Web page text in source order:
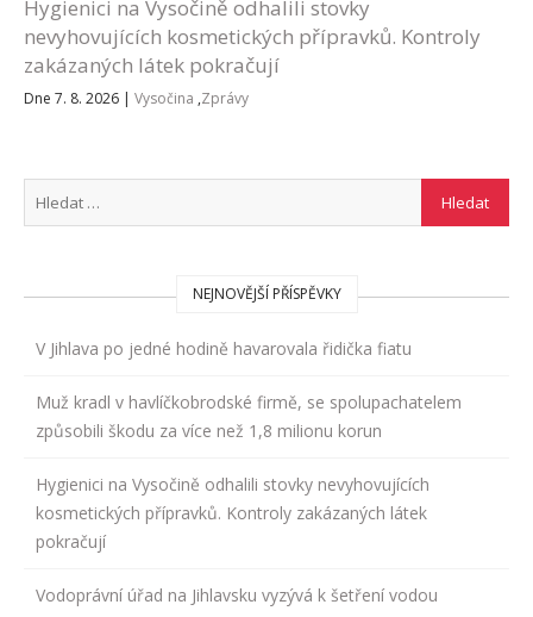
Hygienici na Vysočině odhalili stovky
nevyhovujících kosmetických přípravků. Kontroly
zakázaných látek pokračují
Dne 7. 8. 2026 | Vysočina ,Zprávy
NEJNOVĚJŠÍ PŘÍSPĚVKY
V Jihlava po jedné hodině havarovala řidička fiatu
Muž kradl v havlíčkobrodské firmě, se spolupachatelem
způsobili škodu za více než 1,8 milionu korun
Hygienici na Vysočině odhalili stovky nevyhovujících
kosmetických přípravků. Kontroly zakázaných látek
pokračují
Vodoprávní úřad na Jihlavsku vyzývá k šetření vodou